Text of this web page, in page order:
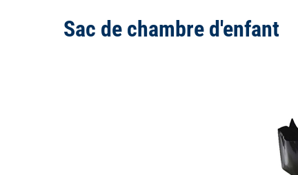
Sac de chambre d'enfant